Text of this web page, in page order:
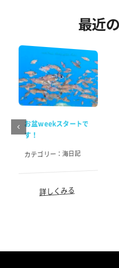
最近
お盆weekスタートで
す！
カテゴリー： 海日記
詳しくみる